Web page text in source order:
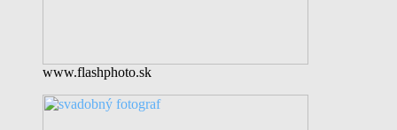
www.flashphoto.sk